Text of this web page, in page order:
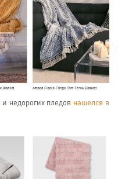
недорогих пледов нашелся в